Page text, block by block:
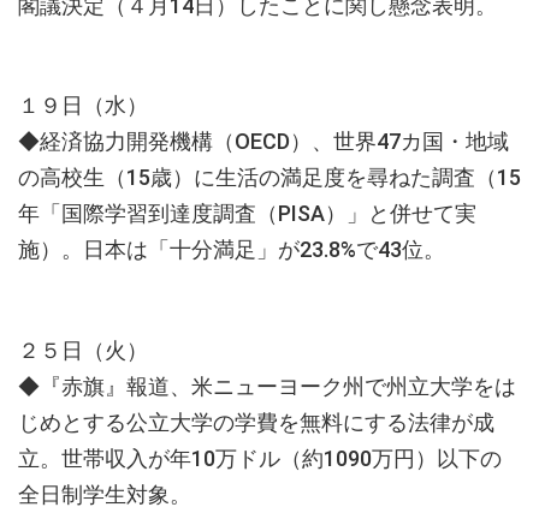
閣議決定（４月14日）したことに関し懸念表明。
１９日（水）
◆経済協力開発機構（OECD）、世界47カ国・地域
の高校生（15歳）に生活の満足度を尋ねた調査（15
年「国際学習到達度調査（PISA）」と併せて実
施）。日本は「十分満足」が23.8%で43位。
２５日（火）
◆『赤旗』報道、米ニューヨーク州で州立大学をは
じめとする公立大学の学費を無料にする法律が成
立。世帯収入が年10万ドル（約1090万円）以下の
全日制学生対象。